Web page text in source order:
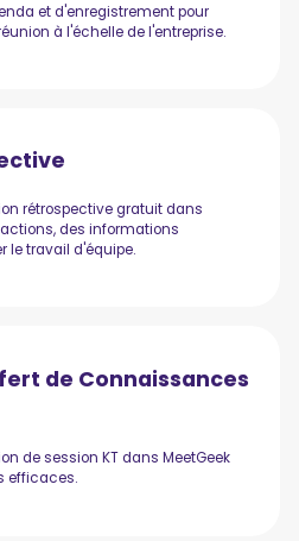
et d'enregistrement pour
à l'échelle de l'entreprise.
rétrospective gratuit dans
des informations
le travail d'équipe.
de Connaissances
de session KT dans MeetGeek
efficaces.